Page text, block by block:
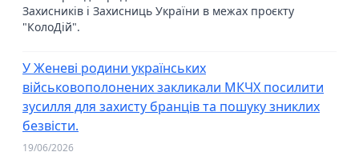
Захисників і Захисниць України в межах проєкту
"КолоДій".
У Женеві родини українських
військовополонених закликали МКЧХ посилити
зусилля для захисту бранців та пошуку зниклих
безвісти.
19/06/2026